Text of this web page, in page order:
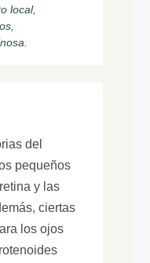
local,
del
pequeños
y las
ciertas
los ojos